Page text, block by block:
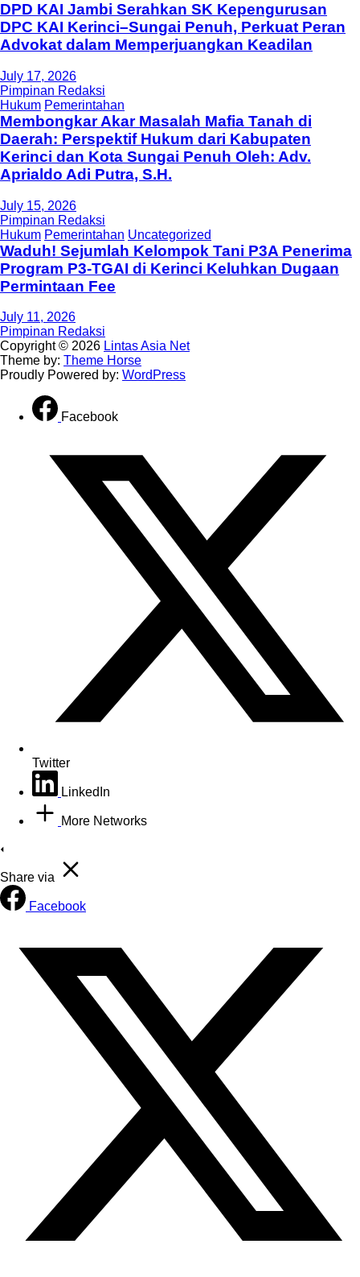
DPD KAI Jambi Serahkan SK Kepengurusan
DPC KAI Kerinci–Sungai Penuh, Perkuat Peran
Advokat dalam Memperjuangkan Keadilan
July 17, 2026
Pimpinan Redaksi
Hukum Pemerintahan
Membongkar Akar Masalah Mafia Tanah di
Daerah: Perspektif Hukum dari Kabupaten
Kerinci dan Kota Sungai Penuh Oleh: Adv.
Aprialdo Adi Putra, S.H.
July 15, 2026
Pimpinan Redaksi
Hukum Pemerintahan Uncategorized
Waduh! Sejumlah Kelompok Tani P3A Penerima
Program P3-TGAI di Kerinci Keluhkan Dugaan
Permintaan Fee
July 11, 2026
Pimpinan Redaksi
Copyright © 2026 Lintas Asia Net
Theme by: Theme Horse
Proudly Powered by: WordPress
Facebook
Twitter
LinkedIn
More Networks
Share via
Facebook